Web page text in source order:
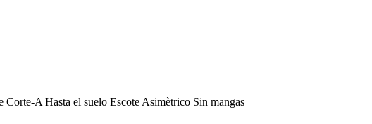
Corte-A Hasta el suelo Escote Asimètrico Sin mangas